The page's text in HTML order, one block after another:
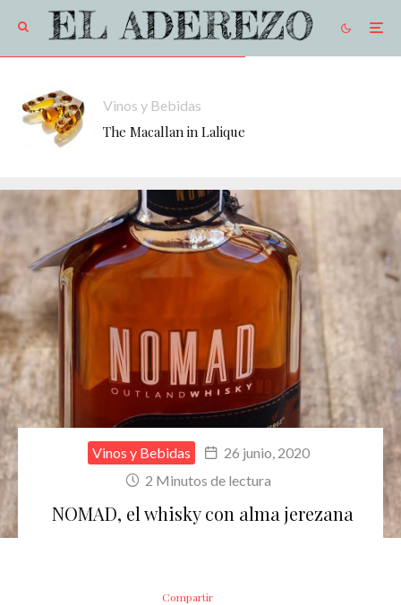
Vinos y Bebidas
The Macallan in Lalique
Vinos y Bebidas
26 junio, 2020
2 Minutos de lectura
NOMAD, el whisky con alma jerezana
Compartir